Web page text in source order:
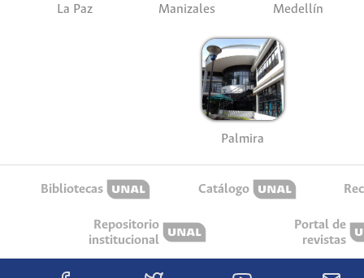
La Paz Manizales Medellín
Palmira
Bibliotecas Catálogo
Repositorio
institucional
Portal de
revistas